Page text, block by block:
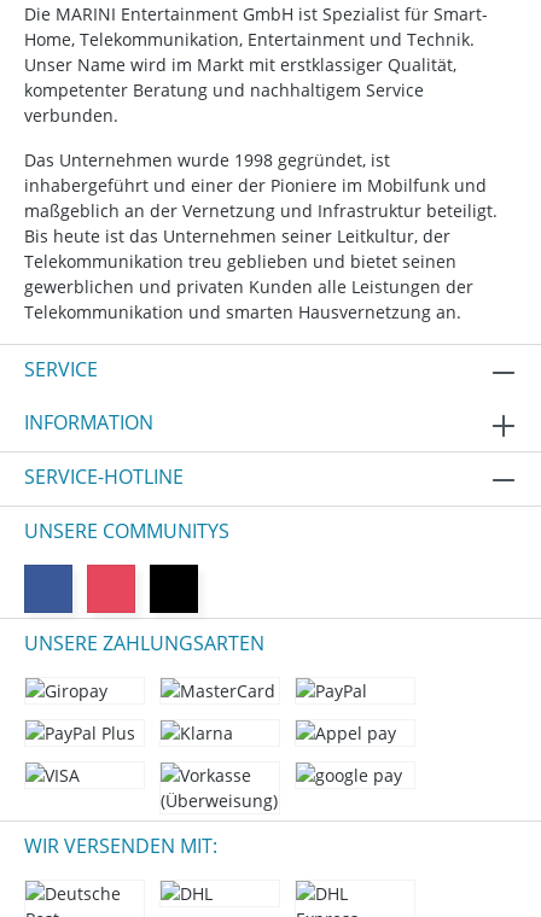
Die MARINI Entertainment GmbH ist Spezialist für Smart-
Home, Telekommunikation, Entertainment und Technik.
Unser Name wird im Markt mit erstklassiger Qualität,
kompetenter Beratung und nachhaltigem Service
verbunden.
Das Unternehmen wurde 1998 gegründet, ist
inhabergeführt und einer der Pioniere im Mobilfunk und
maßgeblich an der Vernetzung und Infrastruktur beteiligt.
Bis heute ist das Unternehmen seiner Leitkultur, der
Telekommunikation treu geblieben und bietet seinen
gewerblichen und privaten Kunden alle Leistungen der
Telekommunikation und smarten Hausvernetzung an.
SERVICE
INFORMATION
SERVICE-HOTLINE
UNSERE COMMUNITYS
UNSERE ZAHLUNGSARTEN
WIR VERSENDEN MIT: